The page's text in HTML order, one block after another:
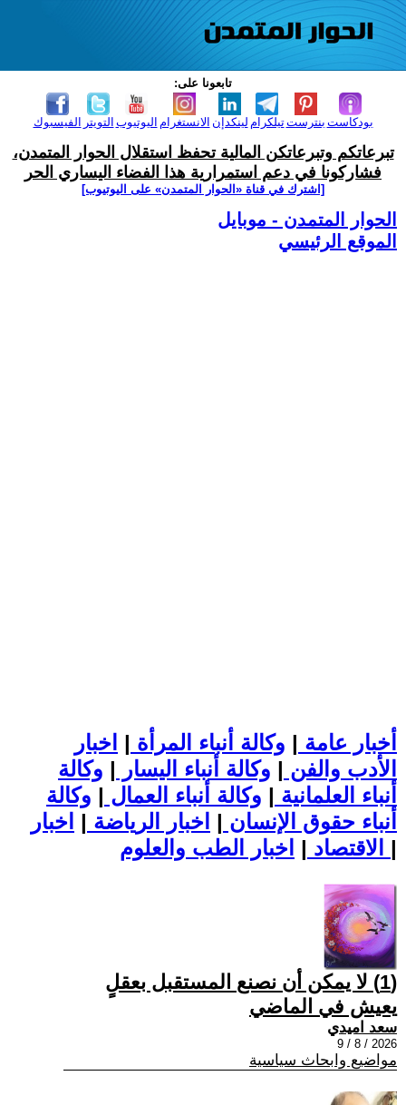
تابعونا على:
الفيسبوك التويتر اليوتيوب الانستغرام لينكدإن تيلكرامبنترست بودكاست
تبرعاتكم وتبرعاتكن المالية تحفظ استقلال الحوار المتمدن،
فشاركونا في دعم استمرارية هذا الفضاء اليساري الحر
[اشترك في قناة ‫«الحوار المتمدن» على اليوتيوب]
الحوار المتمدن - موبايل
الموقع الرئيسي
أخبار عامة | وكالة أنباء المرأة | اخبار
الأدب والفن | وكالة أنباء اليسار | وكالة
أنباء العلمانية | وكالة أنباء العمال | وكالة
أنباء حقوق الإنسان | اخبار الرياضة | اخبار
الاقتصاد | |
(1) لا يمكن أن نصنع المستقبل بعقلٍ
يعيش في الماضي
سعد اميدي
2026 / 8 / 9
مواضيع وابحاث سياسية